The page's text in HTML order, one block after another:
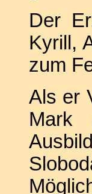
Der
Kyrill,
zum
Als er
Mark